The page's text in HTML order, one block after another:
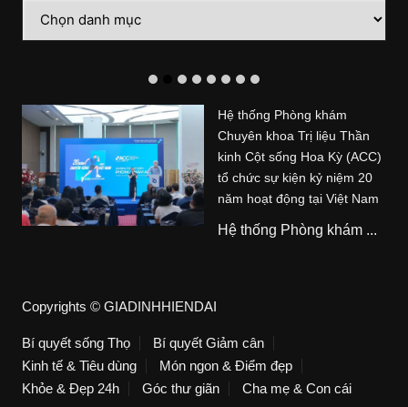
mục
Hệ thống Phòng khám
Chuyên khoa Trị liệu Thần
kinh Cột sống Hoa Kỳ (ACC)
tổ chức sự kiện kỷ niệm 20
năm hoạt động tại Việt Nam
Hệ thống Phòng khám ...
Copyrights © GIADINHHIENDAI
Bí quyết sống Thọ
Bí quyết Giảm cân
Kinh tế & Tiêu dùng
Món ngon & Điểm đẹp
Khỏe & Đẹp 24h
Góc thư giãn Cha mẹ & Con cái